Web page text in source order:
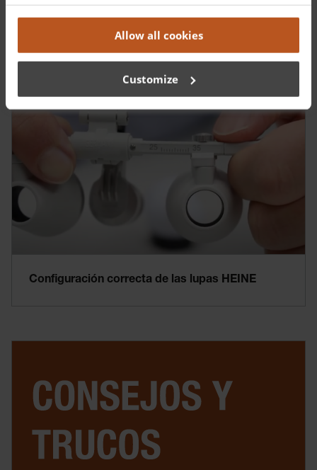
Allow all cookies
Customize
HEINE ML4 LED HeadLight
Configuración correcta de las lupas HEINE